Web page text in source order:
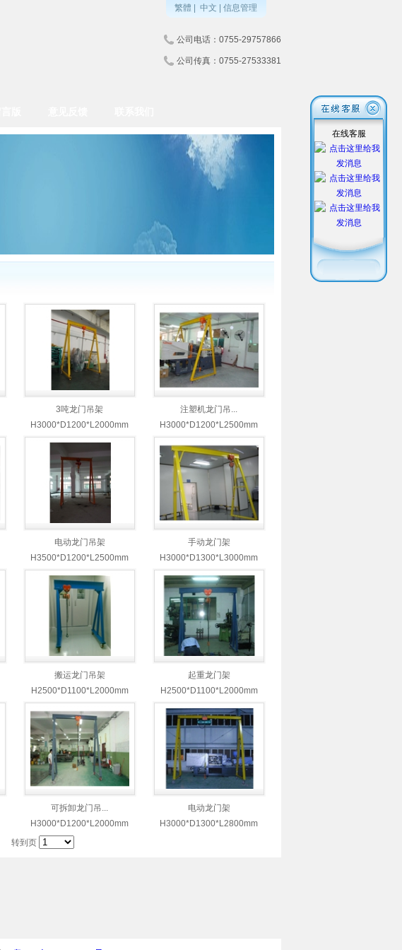
繁體 中文 信息管理
公司电话：0755-29757866
公司传真：0755-27533381
3吨龙门吊架
H3000*D1200*L2000mm
注塑机龙门吊...
H3000*D1200*L2500mm
电动龙门吊架
H3500*D1200*L2500mm
手动龙门架
H3000*D1300*L3000mm
搬运龙门吊架
H2500*D1100*L2000mm
起重龙门架
H2500*D1100*L2000mm
可拆卸龙门吊...
H3000*D1200*L2000mm
电动龙门架
H3000*D1300*L2800mm
转到页
在线客服